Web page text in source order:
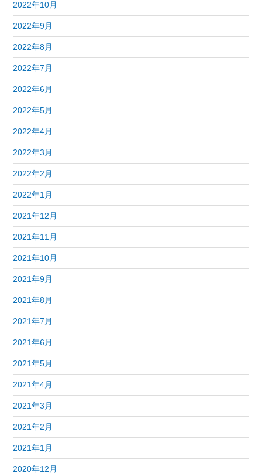
2022年10月
2022年9月
2022年8月
2022年7月
2022年6月
2022年5月
2022年4月
2022年3月
2022年2月
2022年1月
2021年12月
2021年11月
2021年10月
2021年9月
2021年8月
2021年7月
2021年6月
2021年5月
2021年4月
2021年3月
2021年2月
2021年1月
2020年12月